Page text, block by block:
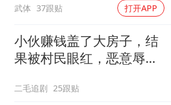
武体 37跟贴 打开APP
小伙赚钱盖了大房子，结
果被村民眼红，恶意辱
二毛追剧 25跟贴